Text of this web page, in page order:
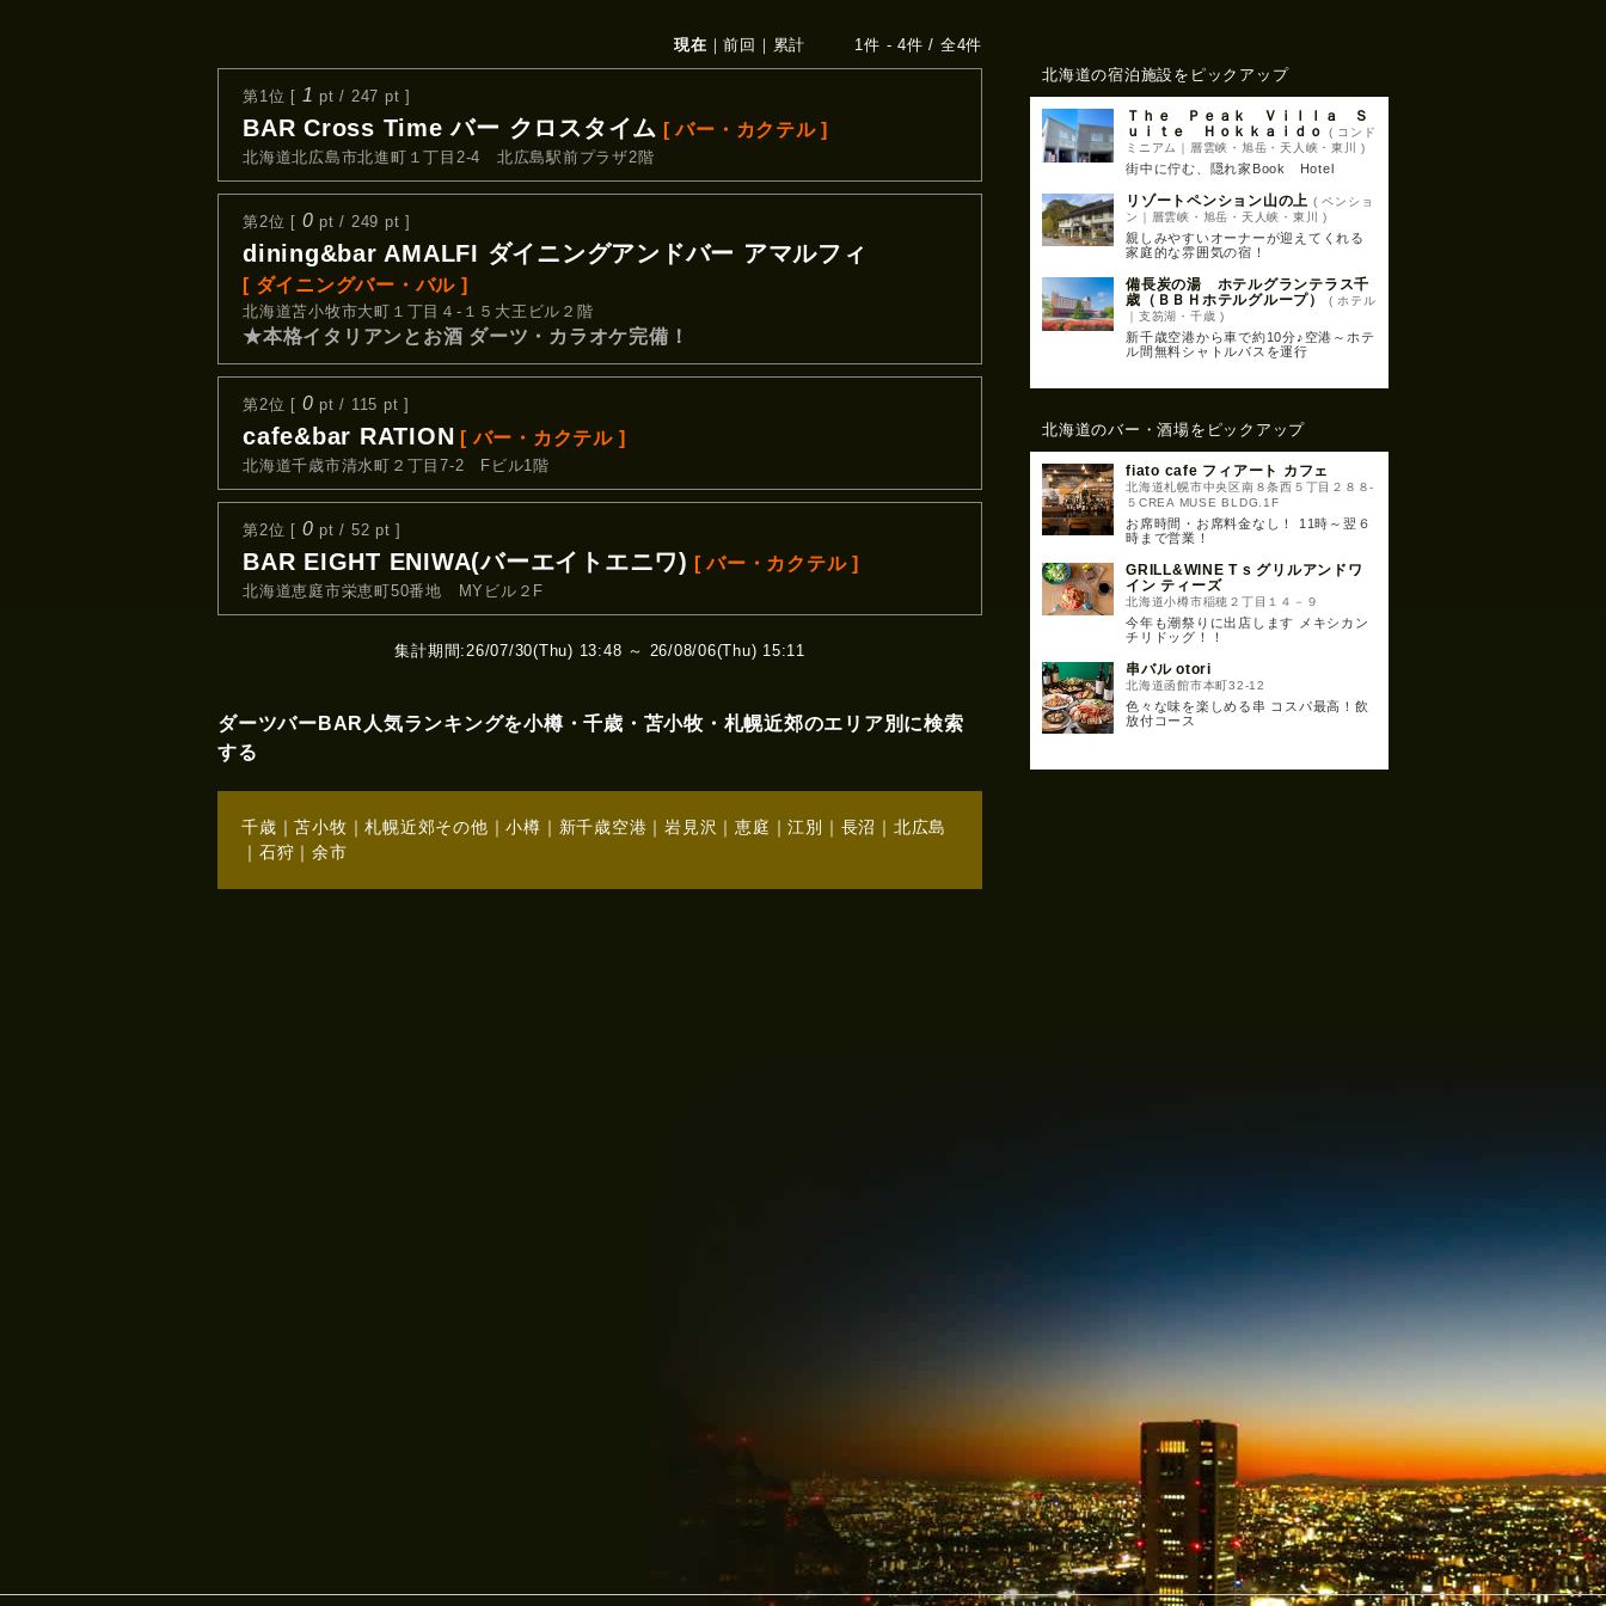
現在 ｜前回 ｜ 累計 1件 - 4件 / 全4件
第1位 [ 1 pt / 247 pt ]
BAR Cross Time バー クロスタイム [ バー・カクテル ]
北海道北広島市北進町１丁目2-4 北広島駅前プラザ2階
第2位 [ 0 pt / 249 pt ]
dining&bar AMALFI ダイニングアンドバー アマルフィ
[ ダイニングバー・バル ]
北海道苫小牧市大町１丁目４-１５大王ビル２階
★本格イタリアンとお酒 ダーツ・カラオケ完備！
第2位 [ 0 pt / 115 pt ]
cafe&bar RATION [ バー・カクテル ]
北海道千歳市清水町２丁目7-2 Fビル1階
第2位 [ 0 pt / 52 pt ]
BAR EIGHT ENIWA(バーエイトエニワ) [ バー・カクテル ]
北海道恵庭市栄恵町50番地 MYビル２F
集計期間:26/07/30(Thu) 13:48 ～ 26/08/06(Thu) 15:11
ダーツバーBAR人気ランキングを小樽・千歳・苫小牧・札幌近郊のエリア別に検索
する
千歳 ｜苫小牧 ｜札幌近郊その他 ｜小樽 ｜ 新千歳空港 ｜ 岩見沢 ｜ 恵庭 ｜江別 ｜ 長沼 ｜ 北広島
｜ 石狩 ｜ 余市
北海道の宿泊施設をピックアップ
Ｔｈｅ Ｐｅａｋ Ｖｉｌｌａ Ｓ
ｕｉｔｅ Ｈｏｋｋａｉｄｏ
( コンド
ミニアム｜層雲峡・旭岳・天人峡・東川 )
街中に佇む、隠れ家Book Hotel
リゾートペンション山の上 ( ペンショ
ン｜層雲峡・旭岳・天人峡・東川 )
親しみやすいオーナーが迎えてくれる
家庭的な雰囲気の宿！
備長炭の湯 ホテルグランテラス千
歳（ＢＢＨホテルグループ）
( ホテル
｜支笏湖・千歳 )
新千歳空港から車で約10分♪空港～ホテ
ル間無料シャトルバスを運行
北海道のバー・酒場をピックアップ
fiato cafe フィアート カフェ
北海道札幌市中央区南８条西５丁目２８８-
５CREA MUSE BLDG.1F
お席時間・お席料金なし！ 11時～翌６
時まで営業！
GRILL&WINE T s グリルアンドワ
イン ティーズ
北海道小樽市稲穂２丁目１４－９
今年も潮祭りに出店します メキシカン
チリドッグ！！
串バル otori
北海道函館市本町32-12
色々な味を楽しめる串 コスパ最高！飲
放付コース